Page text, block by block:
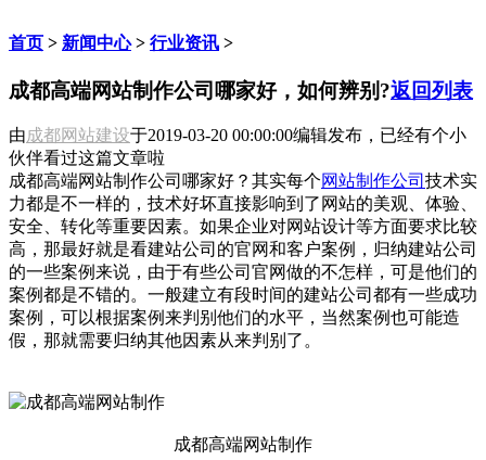
首页 > 新闻中心> 行业资讯 >
成都高端网站制作公司哪家好，如何辨别?返回列表
由成都网站建设于2019-03-20 00:00:00编辑发布，已经有个小
伙伴看过这篇文章啦
成都高端网站制作公司哪家好？其实每个网站制作公司 技术实
力都是不一样的，技术好坏直接影响到了网站的美观、体验、
安全、转化等重要因素。如果企业对网站设计等方面要求比较
高，那最好就是看建站公司的官网和客户案例，归纳建站公司
的一些案例来说，由于有些公司官网做的不怎样，可是他们的
案例都是不错的。一般建立有段时间的建站公司都有一些成功
案例，可以根据案例来判别他们的水平，当然案例也可能造
假，那就需要归纳其他因素从来判别了。
成都高端网站制作